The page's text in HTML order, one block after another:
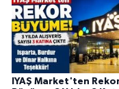
IYAŞ Market'ten